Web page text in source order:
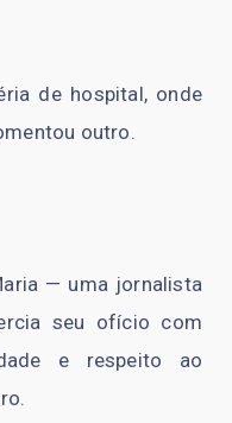
de hospital, onde
outro.
— uma jornalista
seu ofício com
e respeito ao